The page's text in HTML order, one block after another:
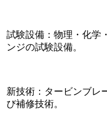
試験設備：物理・化学
ンジの試験設備。
新技術：タービンブレ
び補修技術。